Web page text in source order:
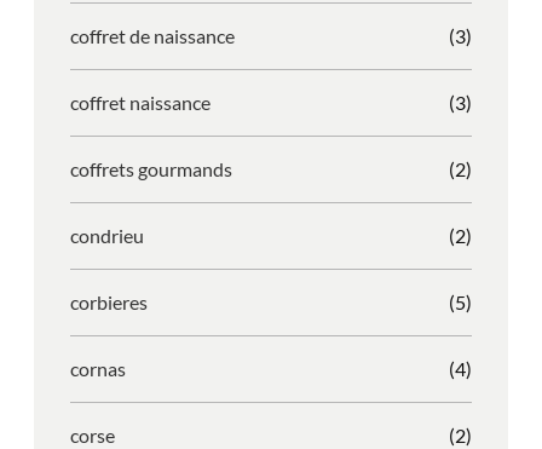
coffret de naissance (3)
coffret naissance (3)
coffrets gourmands (2)
condrieu (2)
corbieres (5)
cornas (4)
corse (2)